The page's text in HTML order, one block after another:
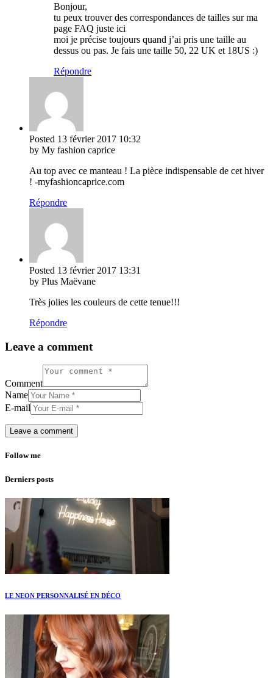
Bonjour,
tu peux trouver des correspondances de tailles sur ma
page FAQ juste ici
moi je précise toujours quand j’ai pris une taille au
dessus ou pas. Je fais une taille 50, 22 UK et 18US :)
Répondre
Posted 13 février 2017 10:32
by My fashion caprice
Au top avec ce manteau ! La pièce indispensable de cet hiver
! -myfashioncaprice.com
Répondre
Posted 13 février 2017 13:31
by Plus Maëvane
Très jolies les couleurs de cette tenue!!!
Répondre
Leave a comment
Comment
Name
E-mail
Follow me
Derniers posts
LE NEON PERSONNALISÉ EN DÉCO